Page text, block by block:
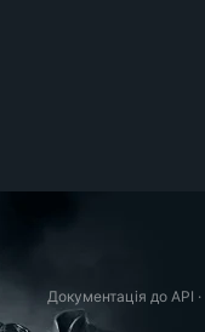
Документація до API ·